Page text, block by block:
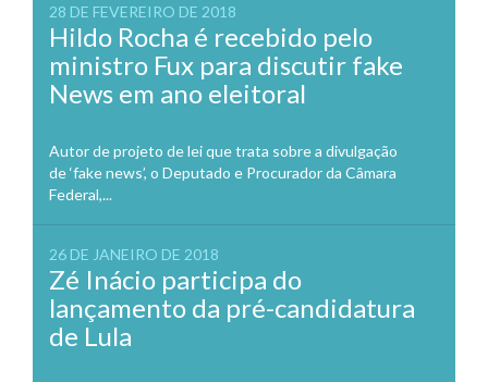
28 DE FEVEREIRO DE 2018
Hildo Rocha é recebido pelo
ministro Fux para discutir fake
News em ano eleitoral
Autor de projeto de lei que trata sobre a divulgação
de ‘fake news’, o Deputado e Procurador da Câmara
Federal,...
26 DE JANEIRO DE 2018
Zé Inácio participa do
lançamento da pré-candidatura
de Lula